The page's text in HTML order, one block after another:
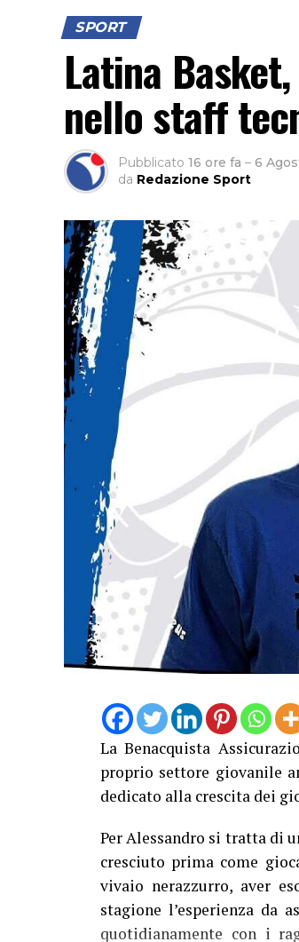
SPORT
Latina
nello staff
Pubblicato 16 ore fa – 6
da Redazione Sport
La Benacquista
proprio settore giovanile
dedicato alla crescita dei
Per Alessandro si tratta di
cresciuto prima come
vivaio nerazzurro, aver
stagione l’esperienza da
quotidianamente con i